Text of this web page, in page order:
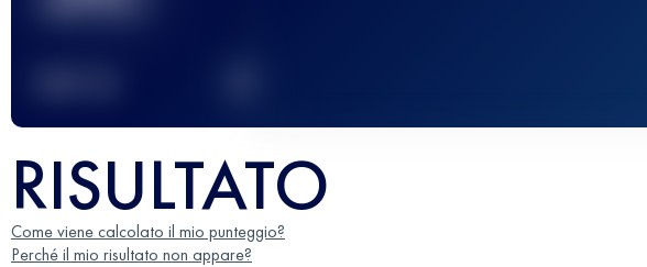
RISULTATO
Come viene calcolato il mio punteggio?
Perché il mio risultato non appare?